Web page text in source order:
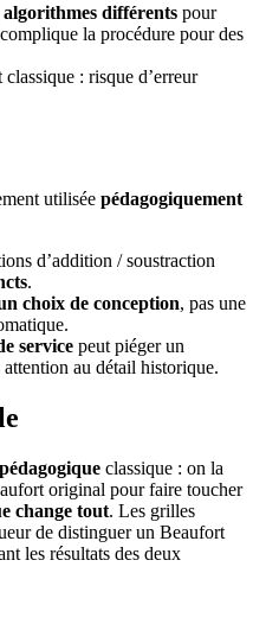
algorithmes différents pour
la procédure pour des
: risque d’erreur
utilisée pédagogiquement
d’addition / soustraction
.
choix de conception, pas une
service peut piéger un
au détail historique.
classique : on la
original pour faire toucher
change tout. Les grilles
de distinguer un Beaufort
les résultats des deux